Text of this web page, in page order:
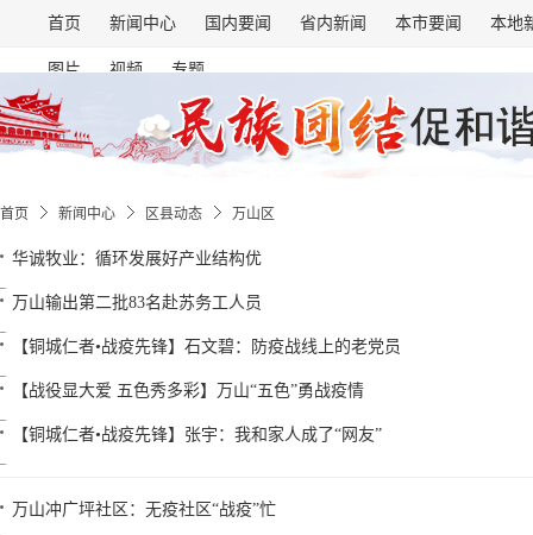
首页 新闻中心 国内要闻 省内新闻 本市要闻 本地
图片 视频 专题
首页 新闻中心 区县动态 万山区
华诚牧业：循环发展好产业结构优
万山输出第二批83名赴苏务工人员
【铜城仁者•战疫先锋】石文碧：防疫战线上的老党员
【战役显大爱 五色秀多彩】万山“五色”勇战疫情
【铜城仁者•战疫先锋】张宇：我和家人成了“网友”
万山冲广坪社区：无疫社区“战疫”忙